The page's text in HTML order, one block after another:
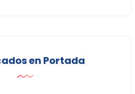
en Portada